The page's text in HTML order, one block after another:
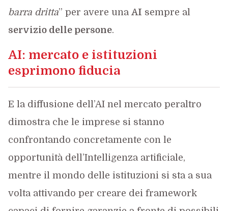
barra dritta” per avere una AI sempre al
servizio delle persone.
AI: mercato e istituzioni
esprimono fiducia
E la diffusione dell’AI nel mercato peraltro
dimostra che le imprese si stanno
confrontando concretamente con le
opportunità dell’Intelligenza artificiale,
mentre il mondo delle istituzioni si sta a sua
volta attivando per creare dei framework